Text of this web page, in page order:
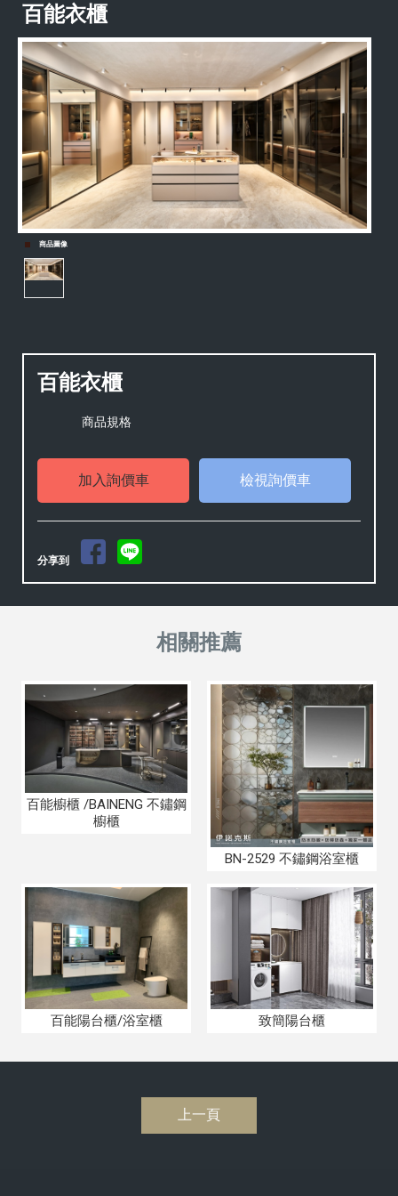
百能衣櫃
商品圖像
百能衣櫃
商品規格
檢視詢價車
分享到
百能櫥櫃 /BAINENG 不鏽鋼
櫥櫃
BN-2529 不鏽鋼浴室櫃
百能陽台櫃/浴室櫃 致簡陽台櫃
上一頁